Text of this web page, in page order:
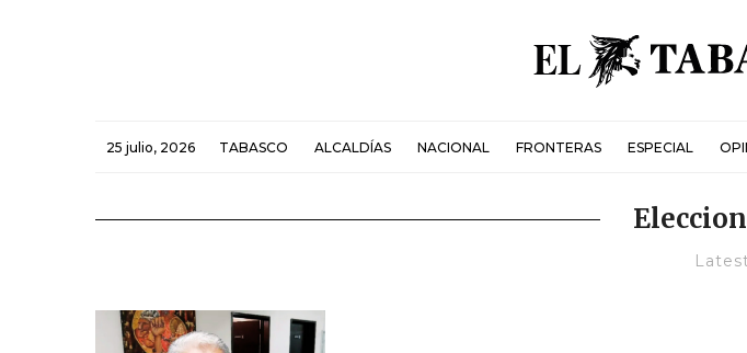
25 julio, 2026 TABASCO ALCALDÍAS NACIONAL FRONTERAS ESPECIAL